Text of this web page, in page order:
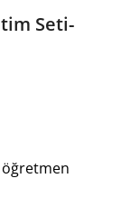
Seti-